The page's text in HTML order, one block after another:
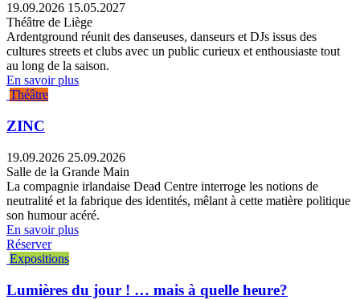
19.09.2026 15.05.2027
Théâtre de Liège
Ardentground réunit des danseuses, danseurs et DJs issus des
cultures streets et clubs avec un public curieux et enthousiaste tout
au long de la saison.
En savoir plus
Théâtre
ZINC
19.09.2026 25.09.2026
Salle de la Grande Main
La compagnie irlandaise Dead Centre interroge les notions de
neutralité et la fabrique des identités, mêlant à cette matière politique
son humour acéré.
En savoir plus
Réserver
Expositions
Lumières du jour ! … mais à quelle heure?